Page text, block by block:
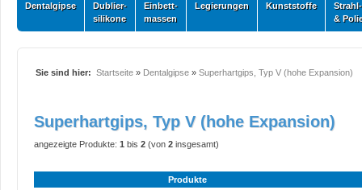
Dentalgipse
Dublier-
silikone
Einbett-
massen
Legierungen Kunststoffe
Strahl-
&
Sie sind hier: Startseite » Dentalgipse » Superhartgips, Typ V (hohe Expansion)
Superhartgips, Typ V (hohe Expansion)
angezeigte Produkte: 1 bis 2 (von 2 insgesamt)
Produkte